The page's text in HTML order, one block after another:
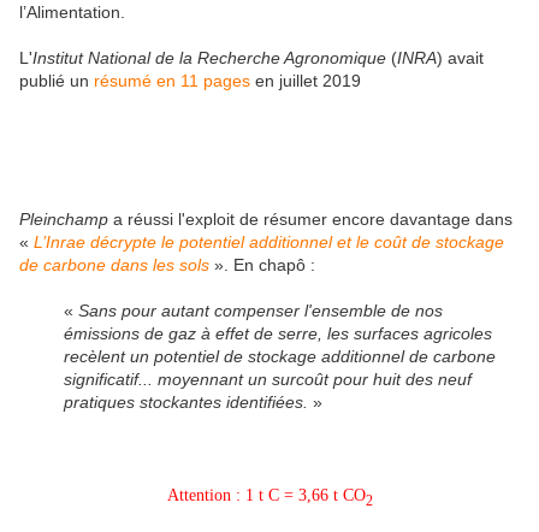
l’Alimentation.
L'Institut National de la Recherche Agronomique (INRA) avait
publié un résumé en 11 pages en juillet 2019
Pleinchamp a réussi l'exploit de résumer encore davantage dans
« L’Inrae décrypte le potentiel additionnel et le coût de stockage
de carbone dans les sols ». En chapô :
«Sans pour autant compenser l'ensemble de nos
émissions de gaz à effet de serre, les surfaces agricoles
recèlent un potentiel de stockage additionnel de carbone
significatif... moyennant un surcoût pour huit des neuf
pratiques stockantes identifiées.»
Attention : 1 t C = 3,66 t CO2